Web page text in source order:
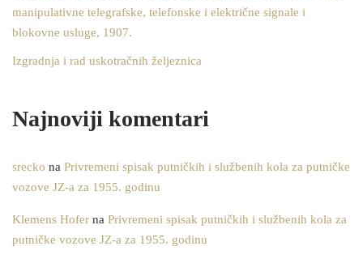
manipulativne telegrafske, telefonske i električne signale i
blokovne usluge, 1907.
Izgradnja i rad uskotračnih željeznica
Najnoviji komentari
srecko na Privremeni spisak putničkih i službenih kola za putničke
vozove JZ-a za 1955. godinu
Klemens Hofer na Privremeni spisak putničkih i službenih kola za
putničke vozove JZ-a za 1955. godinu